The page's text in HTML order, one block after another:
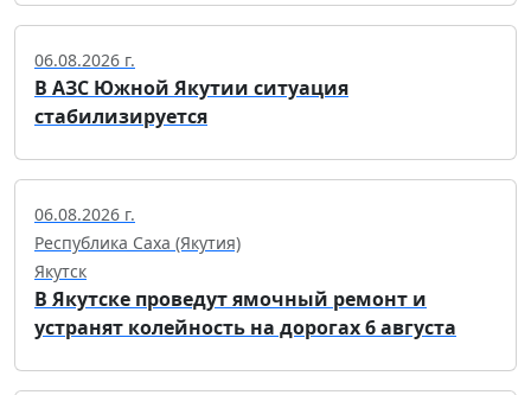
06.08.2026 г.
В АЗС Южной Якутии ситуация
стабилизируется
06.08.2026 г.
Республика Саха (Якутия)
Якутск
В Якутске проведут ямочный ремонт и
устранят колейность на дорогах 6 августа